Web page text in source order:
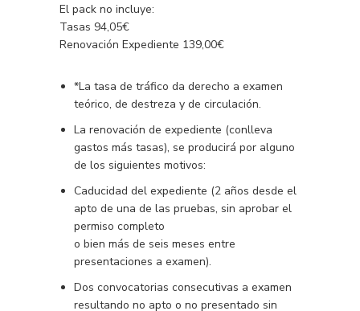
El pack no incluye:
Tasas 94,05€
Renovación Expediente 139,00€
*La tasa de tráfico da derecho a examen
teórico, de destreza y de circulación.
La renovación de expediente (conlleva
gastos más tasas), se producirá por alguno
de los siguientes motivos:
Caducidad del expediente (2 años desde el
apto de una de las pruebas, sin aprobar el
permiso completo
o bien más de seis meses entre
presentaciones a examen).
Dos convocatorias consecutivas a examen
resultando no apto o no presentado sin